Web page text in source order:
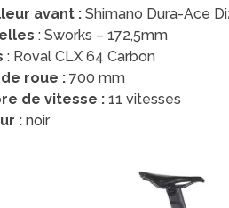
avant : Shimano Dura-Ace
: Sworks – 172,5mm
: Roval CLX 64 Carbon
roue : 700 mm
de vitesse : 11 vitesses
: noir